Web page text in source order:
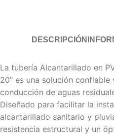
DESCRIPCIÓN
La tubería Alcantarillado en
20” es una solución confiable
conducción de aguas
Diseñado para facilitar la
alcantarillado sanitario y
resistencia estructural y un